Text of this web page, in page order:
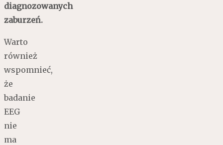
diagnozowanych
zaburzeń.
Warto
również
wspomnieć,
że
badanie
EEG
nie
ma